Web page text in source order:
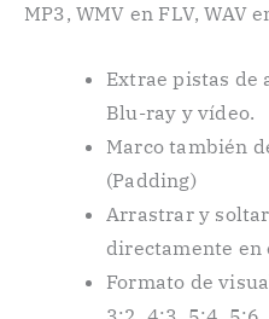
MP3, WMV en FLV, WAV
Extrae pistas de
Blu-ray y vídeo.
Marco también
(Padding)
Arrastrar y
directamente en
Formato de